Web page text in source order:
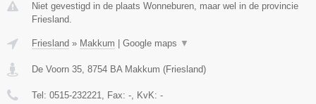
Niet gevestigd in de plaats Wonneburen, maar wel in de provincie
Friesland.
Friesland » Makkum Google maps ▼
De Voorn 35, 8754 BA Makkum (Friesland)
Tel: 0515-232221, Fax: -, KvK: -